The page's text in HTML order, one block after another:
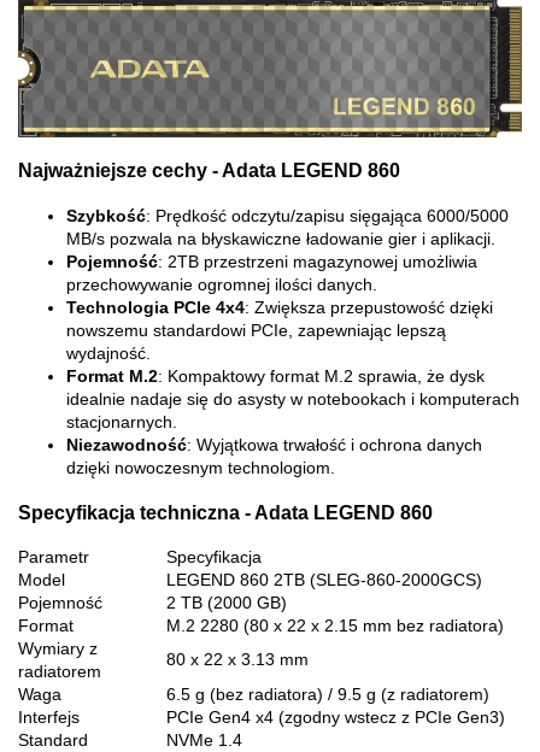
Najważniejsze cechy - Adata LEGEND 860
Szybkość: Prędkość odczytu/zapisu sięgająca 6000/5000
MB/s pozwala na błyskawiczne ładowanie gier i aplikacji.
Pojemność: 2TB przestrzeni magazynowej umożliwia
przechowywanie ogromnej ilości danych.
Technologia PCIe 4x4: Zwiększa przepustowość dzięki
nowszemu standardowi PCIe, zapewniając lepszą
wydajność.
Format M.2: Kompaktowy format M.2 sprawia, że dysk
idealnie nadaje się do asysty w notebookach i komputerach
stacjonarnych.
Niezawodność: Wyjątkowa trwałość i ochrona danych
dzięki nowoczesnym technologiom.
Specyfikacja techniczna - Adata LEGEND 860
Parametr
Specyfikacja
Model
LEGEND 860 2TB (SLEG-860-2000GCS)
Pojemność
2 TB (2000 GB)
Format
M.2 2280 (80 x 22 x 2.15 mm bez radiatora)
Wymiary z
radiatorem
80 x 22 x 3.13 mm
Waga
6.5 g (bez radiatora) / 9.5 g (z radiatorem)
Interfejs
PCIe Gen4 x4 (zgodny wstecz z PCIe Gen3)
Standard
NVMe 1.4